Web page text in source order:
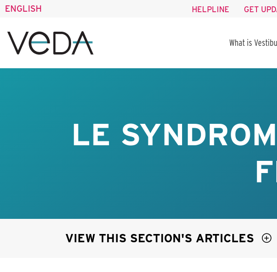
ENGLISH HELPLINE GET
What is
LE
VIEW THIS SECTION'S ARTICLES